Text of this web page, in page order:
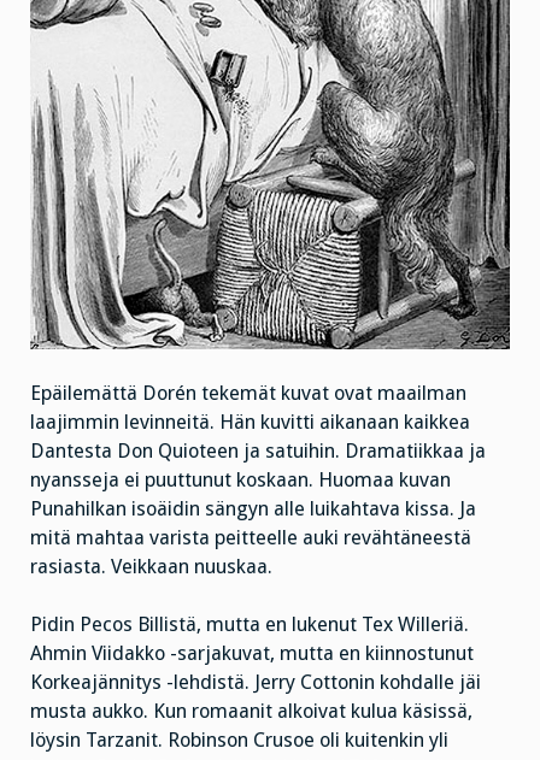
Epäilemättä Dorén tekemät kuvat ovat maailman
laajimmin levinneitä. Hän kuvitti aikanaan kaikkea
Dantesta Don Quioteen ja satuihin. Dramatiikkaa ja
nyansseja ei puuttunut koskaan. Huomaa kuvan
Punahilkan isoäidin sängyn alle luikahtava kissa. Ja
mitä mahtaa varista peitteelle auki revähtäneestä
rasiasta. Veikkaan nuuskaa.
Pidin Pecos Billistä, mutta en lukenut Tex Willeriä.
Ahmin Viidakko -sarjakuvat, mutta en kiinnostunut
Korkeajännitys -lehdistä. Jerry Cottonin kohdalle jäi
musta aukko. Kun romaanit alkoivat kulua käsissä,
löysin Tarzanit. Robinson Crusoe oli kuitenkin yli